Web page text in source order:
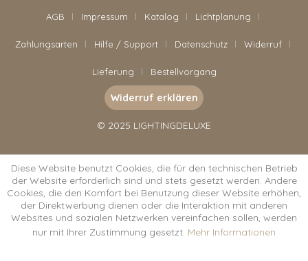
AGB Impressum Katalog Lichtplanung
Zahlungsarten Hilfe / Support Datenschutz Widerruf
Lieferung Bestellvorgang
Widerruf erklären
© 2025 LIGHTINGDELUXE
Diese Website benutzt Cookies, die für den technischen Betrieb
der Website erforderlich sind und stets gesetzt werden. Andere
Cookies, die den Komfort bei Benutzung dieser Website erhöhen,
der Direktwerbung dienen oder die Interaktion mit anderen
Websites und sozialen Netzwerken vereinfachen sollen, werden
nur mit Ihrer Zustimmung gesetzt. Mehr Informationen